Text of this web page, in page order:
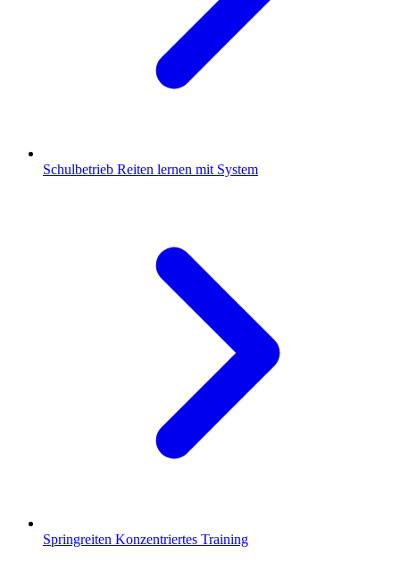
Schulbetrieb Reiten lernen mit System
Springreiten Konzentriertes Training